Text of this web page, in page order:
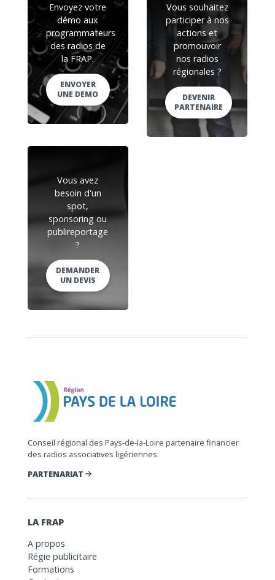
Envoyez votre
démo aux
programmateurs
des radios de
la FRAP.
ENVOYER
UNE DEMO
Vous souhaitez
participer à nos
actions et
promouvoir
nos radios
régionales ?
DEVENIR
PARTENAIRE
Vous avez
besoin d'un
spot,
sponsoring ou
publireportage
?
DEMANDER
UN DEVIS
Conseil régional des Pays-de-la-Loire partenaire financier
des radios associatives ligériennes.
PARTENARIAT
LA FRAP
A propos
Régie publicitaire
Formations